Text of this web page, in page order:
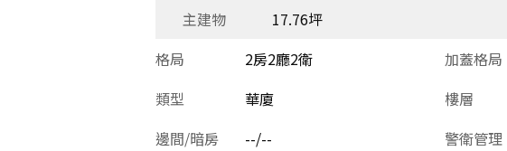
主建物
17.76坪
格局
2房2廳2衛 加蓋格局
類型
華廈 樓層
邊間/暗房
--/-- 警衛管理